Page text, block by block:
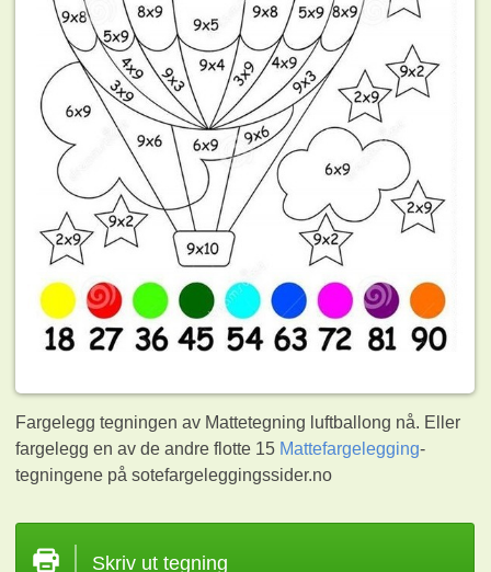
Fargelegg tegningen av Mattetegning luftballong nå. Eller
fargelegg en av de andre flotte 15 Mattefargelegging-
tegningene på sotefargeleggingssider.no
Skriv ut tegning